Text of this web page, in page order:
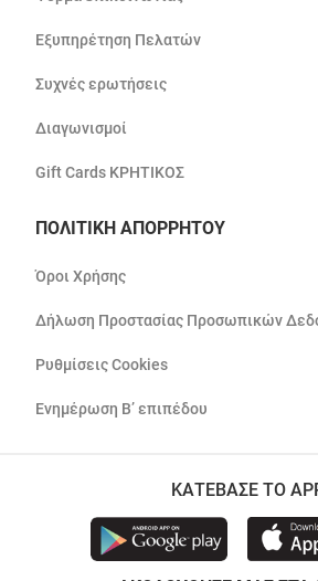
Εξυπηρέτηση Πελατών
Συχνές ερωτήσεις
Διαγωνισμοί
Gift Cards ΚΡΗΤΙΚΟΣ
ΠΟΛΙΤΙΚΗ ΑΠΟΡΡΗΤΟΥ
Όροι Χρήσης
Δήλωση Προστασίας Προσωπικών
Ρυθμίσεις Cookies
Ενημέρωση Β’ επιπέδου
ΚΑΤΕΒΑΣΕ ΤΟ